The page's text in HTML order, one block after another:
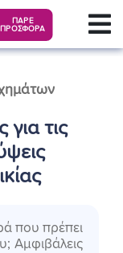
ΠΑΡΕ
ΠΡΟΣΦΟΡΑ
τις
που πρέπει
Αμφιβάλεις